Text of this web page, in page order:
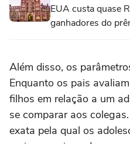
EUA custa quase
ganhadores do
Além disso, os
Enquanto os pais
filhos em relação a um
se comparar aos
exata pela qual os